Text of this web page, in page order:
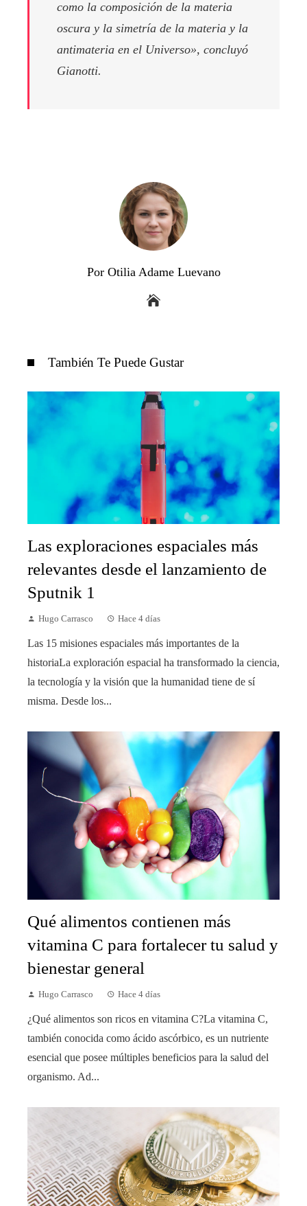
como la composición de la materia
oscura y la simetría de la materia y la
antimateria en el Universo», concluyó
Gianotti.
Por Otilia Adame Luevano
También Te Puede Gustar
Las exploraciones espaciales más
relevantes desde el lanzamiento de
Sputnik 1
Hugo Carrasco Hace 4 días
Las 15 misiones espaciales más importantes de la
historiaLa exploración espacial ha transformado la ciencia,
la tecnología y la visión que la humanidad tiene de sí
misma. Desde los...
Qué alimentos contienen más
vitamina C para fortalecer tu salud y
bienestar general
Hugo Carrasco Hace 4 días
¿Qué alimentos son ricos en vitamina C?La vitamina C,
también conocida como ácido ascórbico, es un nutriente
esencial que posee múltiples beneficios para la salud del
organismo. Ad...